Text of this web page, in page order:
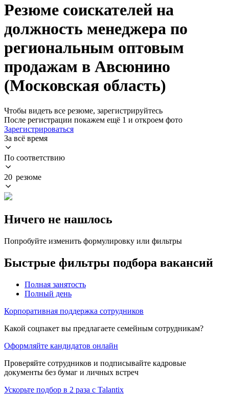
Резюме соискателей на
должность менеджера по
региональным оптовым
продажам в Авсюнино
(Московская область)
Чтобы видеть все резюме, зарегистрируйтесь
После регистрации покажем ещё 1 и откроем фото
Зарегистрироваться
За всё время
По соответствию
20 резюме
Ничего не нашлось
Попробуйте изменить формулировку или фильтры
Быстрые фильтры подбора вакансий
Полная занятость
Полный день
Корпоративная поддержка сотрудников
Какой соцпакет вы предлагаете семейным сотрудникам?
Оформляйте кандидатов онлайн
Проверяйте сотрудников и подписывайте кадровые
документы без бумаг и личных встреч
Ускорьте подбор в 2 раза с Talantix